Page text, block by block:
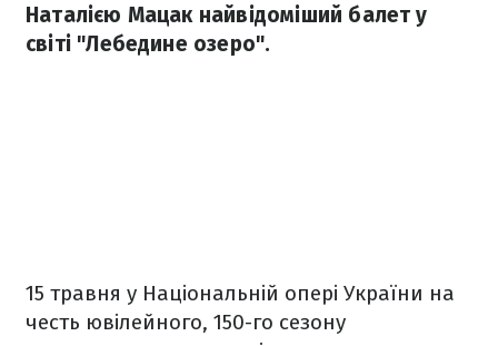
Наталією Мацак найвідоміший балет у
світі "Лебедине озеро".
15 травня у Національній опері України на
честь ювілейного, 150-го сезону